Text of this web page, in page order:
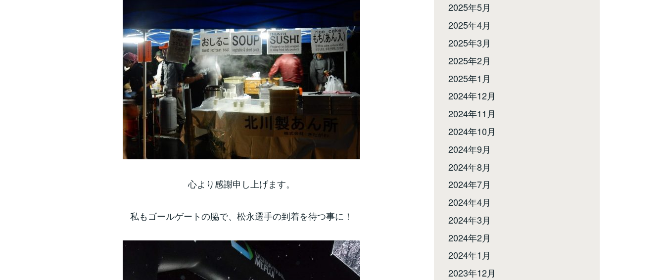
心より感謝申し上げます。
私もゴールゲートの脇で、松永選手の到着を待つ事に！
2025年5月
2025年4月
2025年3月
2025年2月
2025年1月
2024年12月
2024年11月
2024年10月
2024年9月
2024年8月
2024年7月
2024年4月
2024年3月
2024年2月
2024年1月
2023年12月